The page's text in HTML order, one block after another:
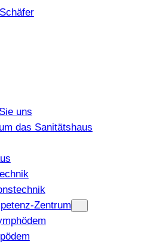
uns
das Sanitätshaus
Zentrum